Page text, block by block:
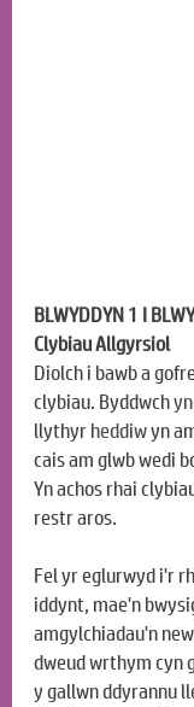
BLWYDDYN 1 I
Clybiau Allgyrsiol
Diolch i bawb a
clybiau. Byddwch yn
llythyr heddiw yn
cais am glwb wedi
Yn achos rhai
restr aros.
Fel yr eglurwyd i'r
iddynt, mae'n
amgylchiadau'n
dweud wrthym cyn
y gallwn ddyrannu